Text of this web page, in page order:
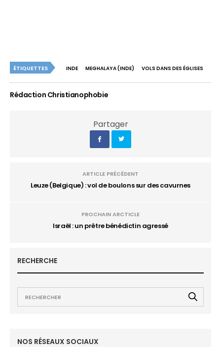
ÉTIQUETTES INDE MEGHALAYA (INDE) VOLS DANS DES ÉGLISES
Rédaction Christianophobie
Partager
ARTICLE PRÉCÉDENT
Leuze (Belgique) : vol de boulons sur des cavurnes
PROCHAIN ARCTICLE
Israël : un prêtre bénédictin agressé
RECHERCHE
NOS RÉSEAUX SOCIAUX